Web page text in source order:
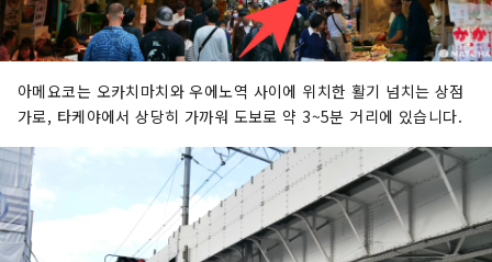
아메요코는 오카치마치와 우에노역 사이에 위치한 활기 넘치는 상점
가로, 타케야에서 상당히 가까워 도보로 약 3~5분 거리에 있습니다.